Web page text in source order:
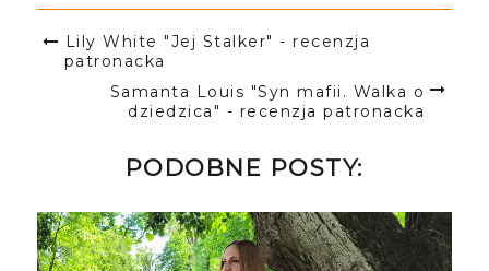
Lily White "Jej Stalker" - recenzja
patronacka
Samanta Louis "Syn mafii. Walka o
dziedzica" - recenzja patronacka
PODOBNE POSTY: